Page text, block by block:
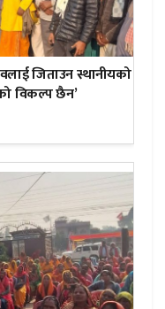
जिताउन स्थानीयको
विकल्प छैन’